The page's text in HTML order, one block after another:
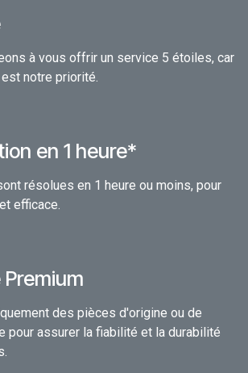
à vous offrir un service 5 étoiles, car
notre priorité.
en 1 heure*
résolues en 1 heure ou moins, pour
efficace.
des pièces d'origine ou de
pour assurer la fiabilité et la durabilité